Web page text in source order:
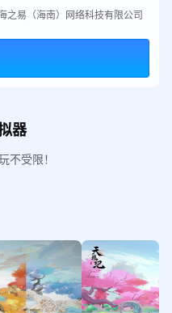
之易（海南）网络科技有限公司
器
不受限！